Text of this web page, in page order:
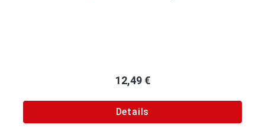
Regulärer Preis:
12,49 €
Details